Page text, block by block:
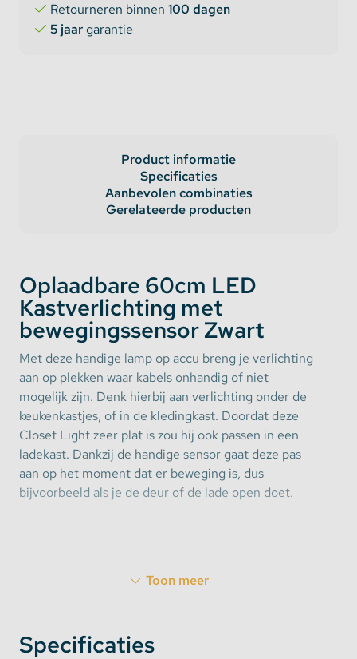
Retourneren binnen 100 dagen
5 jaargarantie
Product informatie
Specificaties
Aanbevolen combinaties
Gerelateerde producten
Oplaadbare 60cm LED
Kastverlichting met
bewegingssensor Zwart
Met deze handige lamp op accu breng je verlichting
aan op plekken waar kabels onhandig of niet
mogelijk zijn. Denk hierbij aan verlichting onder de
keukenkastjes, of in de kledingkast. Doordat deze
Closet Light zeer plat is zou hij ook passen in een
ladekast. Dankzij de handige sensor gaat deze pas
aan op het moment dat er beweging is, dus
bijvoorbeeld als je de deur of de lade open doet.
Deze kastlamp van 60cm heeft een sterke accu van
bijgeleverde USB Type-C oplaadkabel. Deze kabel
Toon meer
Specificaties